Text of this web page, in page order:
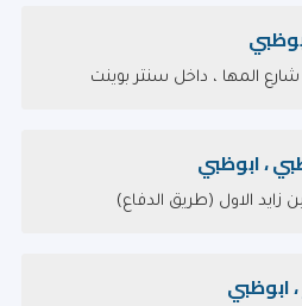
المها ، داخل سنتر بوينت
، ابوظبي
زايد الاول (طريق الدفاع)
، ابوظبي